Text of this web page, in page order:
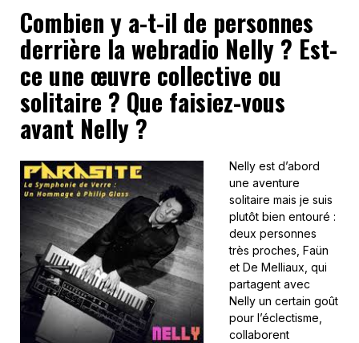
Combien y a-t-il de personnes
derrière la webradio Nelly ? Est-
ce une œuvre collective ou
solitaire ? Que faisiez-vous
avant Nelly ?
Nelly est d’abord
une aventure
solitaire mais je suis
plutôt bien entouré :
deux personnes
très proches, Faün
et De Melliaux, qui
partagent avec
Nelly un certain goût
pour l’éclectisme,
collaborent